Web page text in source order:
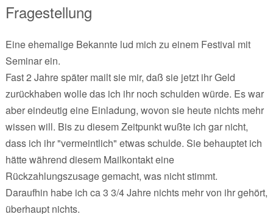
Fragestellung
Eine ehemalige Bekannte lud mich zu einem Festival mit
Seminar ein.
Fast 2 Jahre später mailt sie mir, daß sie jetzt ihr Geld
zurückhaben wolle das ich ihr noch schulden würde. Es war
aber eindeutig eine Einladung, wovon sie heute nichts mehr
wissen will. Bis zu diesem Zeitpunkt wußte ich gar nicht,
dass ich ihr "vermeintlich" etwas schulde. Sie behauptet ich
hätte während diesem Mailkontakt eine
Rückzahlungszusage gemacht, was nicht stimmt.
Daraufhin habe ich ca 3 3/4 Jahre nichts mehr von ihr gehört,
überhaupt nichts.